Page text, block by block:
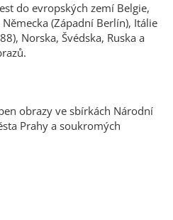
do evropských zemí Belgie,
(Západní Berlín), Itálie
Norska, Švédska, Ruska a
obrazy ve sbírkách Národní
Prahy a soukromých